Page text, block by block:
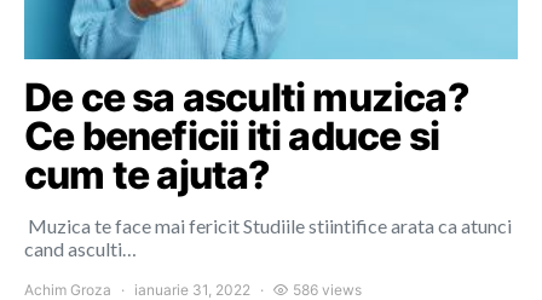
De ce sa asculti muzica?
Ce beneficii iti aduce si
cum te ajuta?
Muzica te face mai fericit Studiile stiintifice arata ca atunci
cand asculti…
Achim Groza ianuarie 31, 2022 586 views